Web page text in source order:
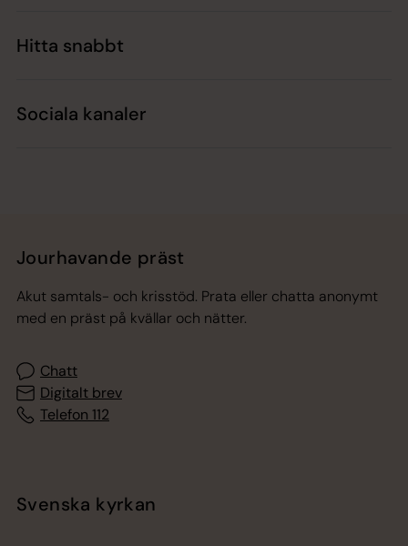
Hitta snabbt
Sociala kanaler
Jourhavande präst
Akut samtals- och krisstöd. Prata eller chatta anonymt
med en präst på kvällar och nätter.
Chatt
Digitalt brev
Telefon 112
Svenska kyrkan